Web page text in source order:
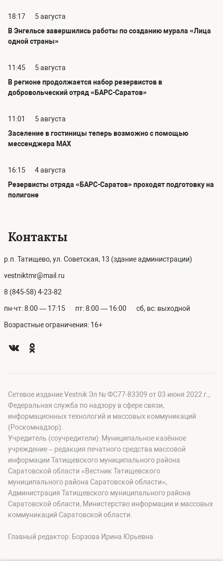
18:17
5 августа
В Энгельсе завершились работы по созданию мурала «Лица
одной страны»
11:45
5 августа
В регионе продолжается набор резервистов в
добровольческий отряд «БАРС-Саратов»
11:01
5 августа
Заселение в гостиницы теперь возможно с помощью
мессенджера MAX
16:15
4 августа
Резервисты отряда «БАРС-Саратов» проходят подготовку на
полигоне
Контакты
р.п. Татищево, ул. Советская, 13 (здание администрации)
vestniktmr@mail.ru
8 (845-58) 4-23-82
пн-чт: 8:00 — 17:15 пт: 8:00 — 16:00 сб, вс: выходной
Возрастные ограничения: 16+
Сетевое издание Vestnik Эл № ФС77-83309 от 03 июня 2022 г.,
Федеральная служба по надзору в сфере связи,
информационных технологий и массовых коммуникаций
(Роскомнадзор).
Учредитель (соучредители): Муниципальное казённое
учреждение – редакция печатного средства массовой
информации Татищевского муниципального района
Саратовской области «Вестник Татищевского
муниципального района Саратовской области»,
Администрация Татищевского муниципального района
Саратовской области, Министерство информации и массовых
коммуникаций Саратовской области.
Главный редактор: Борзова Ирина Юрьевна